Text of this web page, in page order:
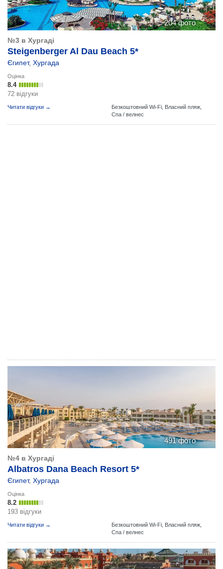
204 фото
№3 в Хургаді
Steigenberger Al Dau Beach 5*
Єгипет, Хургада
Оцінка
8.4
72 відгуки
Читати відгуки → Безкоштовний Wi-Fi, Власний пляж,
Спа / велнес
491 фото
№4 в Хургаді
Albatros Dana Beach Resort 5*
Єгипет, Хургада
Оцінка
8.2
193 відгуки
Читати відгуки → Безкоштовний Wi-Fi, Власний пляж,
Спа / велнес